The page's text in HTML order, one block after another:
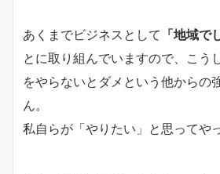
あくまでビジネスとして 「地域で
とに取り組んでいますので、こう
をやらないとダメという他からの
ん。
私自らが「やりたい」と思ってや